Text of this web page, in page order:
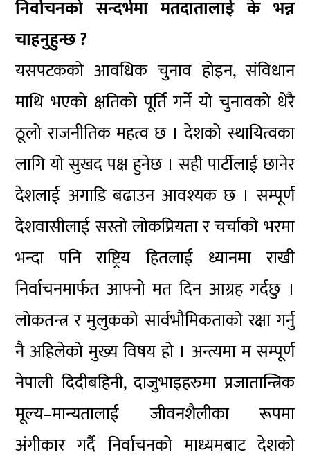
निर्वाचनको सन्दर्भमा मतदातालाई के भन्न
चाहनुहुन्छ ?
यसपटकको आवधिक चुनाव होइन, संविधान
माथि भएको क्षतिको पूर्ति गर्ने यो चुनावको धेरै
ठूलो राजनीतिक महत्व छ । देशको स्थायित्वका
लागि यो सुखद पक्ष हुनेछ । सही पार्टीलाई छानेर
देशलाई अगाडि बढाउन आवश्यक छ । सम्पूर्ण
देशवासीलाई सस्तो लोकप्रियता र चर्चाको भरमा
भन्दा पनि राष्ट्रिय हितलाई ध्यानमा राखी
निर्वाचनमार्फत आफ्नो मत दिन आग्रह गर्दछु ।
लोकतन्त्र र मुलुकको सार्वभौमिकताको रक्षा गर्नु
नै अहिलेको मुख्य विषय हो । अन्त्यमा म सम्पूर्ण
नेपाली दिदीबहिनी, दाजुभाइहरुमा प्रजातान्त्रिक
मूल्य–मान्यतालाई जीवनशैलीका रूपमा
अंगीकार गर्दै निर्वाचनको माध्यमबाट देशको